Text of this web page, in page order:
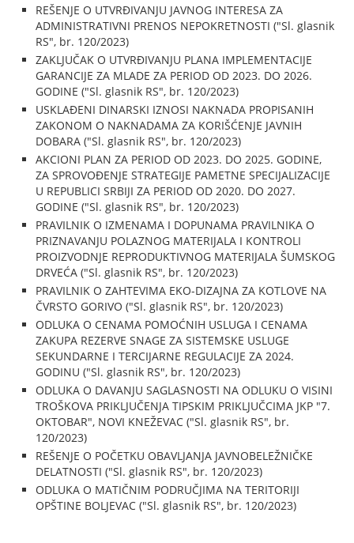
REŠENJE O UTVRĐIVANJU JAVNOG INTERESA ZA
ADMINISTRATIVNI PRENOS NEPOKRETNOSTI ("Sl. glasnik
RS", br. 120/2023)
ZAKLJUČAK O UTVRĐIVANJU PLANA IMPLEMENTACIJE
GARANCIJE ZA MLADE ZA PERIOD OD 2023. DO 2026.
GODINE ("Sl. glasnik RS", br. 120/2023)
USKLAĐENI DINARSKI IZNOSI NAKNADA PROPISANIH
ZAKONOM O NAKNADAMA ZA KORIŠĆENJE JAVNIH
DOBARA ("Sl. glasnik RS", br. 120/2023)
AKCIONI PLAN ZA PERIOD OD 2023. DO 2025. GODINE,
ZA SPROVOĐENJE STRATEGIJE PAMETNE SPECIJALIZACIJE
U REPUBLICI SRBIJI ZA PERIOD OD 2020. DO 2027.
GODINE ("Sl. glasnik RS", br. 120/2023)
PRAVILNIK O IZMENAMA I DOPUNAMA PRAVILNIKA O
PRIZNAVANJU POLAZNOG MATERIJALA I KONTROLI
PROIZVODNJE REPRODUKTIVNOG MATERIJALA ŠUMSKOG
DRVEĆA ("Sl. glasnik RS", br. 120/2023)
PRAVILNIK O ZAHTEVIMA EKO-DIZAJNA ZA KOTLOVE NA
ČVRSTO GORIVO ("Sl. glasnik RS", br. 120/2023)
ODLUKA O CENAMA POMOĆNIH USLUGA I CENAMA
ZAKUPA REZERVE SNAGE ZA SISTEMSKE USLUGE
SEKUNDARNE I TERCIJARNE REGULACIJE ZA 2024.
GODINU ("Sl. glasnik RS", br. 120/2023)
ODLUKA O DAVANJU SAGLASNOSTI NA ODLUKU O VISINI
TROŠKOVA PRIKLJUČENJA TIPSKIM PRIKLJUČCIMA JKP "7.
OKTOBAR", NOVI KNEŽEVAC ("Sl. glasnik RS", br.
120/2023)
REŠENJE O POČETKU OBAVLJANJA JAVNOBELEŽNIČKE
DELATNOSTI ("Sl. glasnik RS", br. 120/2023)
ODLUKA O MATIČNIM PODRUČJIMA NA TERITORIJI
OPŠTINE BOLJEVAC ("Sl. glasnik RS", br. 120/2023)